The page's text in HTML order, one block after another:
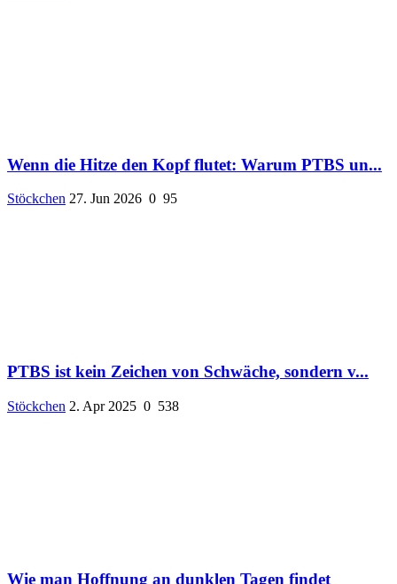
Wenn die Hitze den Kopf flutet: Warum PTBS un...
Stöckchen 27. Jun 2026 0 95
PTBS ist kein Zeichen von Schwäche, sondern v...
Stöckchen 2. Apr 2025 0 538
Wie man Hoffnung an dunklen Tagen findet